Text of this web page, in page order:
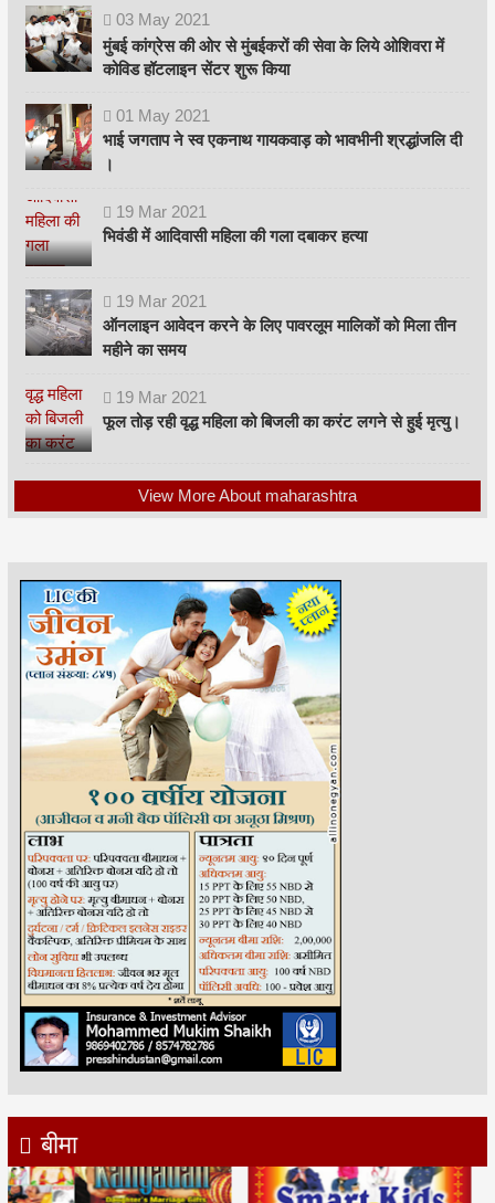
03 May 2021
मुंबई कांग्रेस की ओर से मुंबईकरों की सेवा के लिये ओशिवरा में
कोविड हॉटलाइन सेंटर शुरू किया
01 May 2021
भाई जगताप ने स्व एकनाथ गायकवाड़ को भावभीनी श्रद्धांजलि दी
।
19 Mar 2021
भिवंडी में आदिवासी महिला की गला दबाकर हत्या
19 Mar 2021
ऑनलाइन आवेदन करने के लिए पावरलूम मालिकों को मिला तीन
महीने का समय
19 Mar 2021
फूल तोड़ रही वृद्ध महिला को बिजली का करंट लगने से हुई मृत्यु।
View More About maharashtra
बीमा